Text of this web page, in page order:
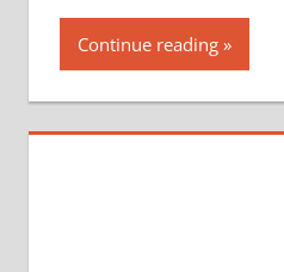
Continue reading